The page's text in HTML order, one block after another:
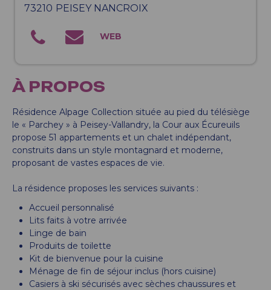
73210 PEISEY NANCROIX
À PROPOS
Résidence Alpage Collection située au pied du télésiège
le « Parchey » à Peisey-Vallandry, la Cour aux Écureuils
propose 51 appartements et un chalet indépendant,
construits dans un style montagnard et moderne,
proposant de vastes espaces de vie.
La résidence proposes les services suivants :
Accueil personnalisé
Lits faits à votre arrivée
Linge de bain
Produits de toilette
Kit de bienvenue pour la cuisine
Ménage de fin de séjour inclus (hors cuisine)
Casiers à ski sécurisés avec sèches chaussures et